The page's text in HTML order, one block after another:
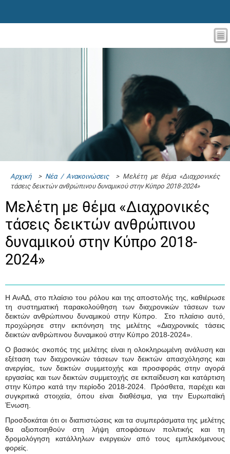
Αρχική> Νέα / Ανακοινώσεις> Μελέτη με θέμα «Διαχρονικές
τάσεις δεικτών ανθρώπινου δυναμικού στην Κύπρο 2018-2024»
Μελέτη με θέμα «Διαχρονικές
τάσεις δεικτών ανθρώπινου
δυναμικού στην Κύπρο 2018-
2024»
Η ΑνΑΔ, στο πλαίσιο του ρόλου και της αποστολής της, καθιέρωσε
τη συστηματική παρακολούθηση των διαχρονικών τάσεων των
δεικτών ανθρώπινου δυναμικού στην Κύπρο. Στο πλαίσιο αυτό,
προχώρησε στην εκπόνηση της μελέτης «Διαχρονικές τάσεις
δεικτών ανθρώπινου δυναμικού στην Κύπρο 2018-2024».
Ο βασικός σκοπός της μελέτης είναι η ολοκληρωμένη ανάλυση και
εξέταση των διαχρονικών τάσεων των δεικτών απασχόλησης και
ανεργίας, των δεικτών συμμετοχής και προσφοράς στην αγορά
εργασίας και των δεικτών συμμετοχής σε εκπαίδευση και κατάρτιση
στην Κύπρο κατά την περίοδο 2018-2024. Πρόσθετα, παρέχει και
συγκριτικά στοιχεία, όπου είναι διαθέσιμα, για την Ευρωπαϊκή
Ένωση.
Προσδοκάται ότι οι διαπιστώσεις και τα συμπεράσματα της μελέτης
θα αξιοποιηθούν στη λήψη αποφάσεων πολιτικής και τη
δρομολόγηση κατάλληλων ενεργειών από τους εμπλεκόμενους
φορείς.